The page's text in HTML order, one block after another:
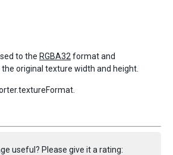
to the RGBA32 format and
original texture width and height.
useful? Please give it a rating: